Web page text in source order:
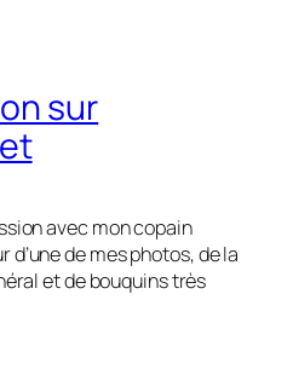
sur
avec mon copain
d’une de mes photos, de la
et de bouquins très